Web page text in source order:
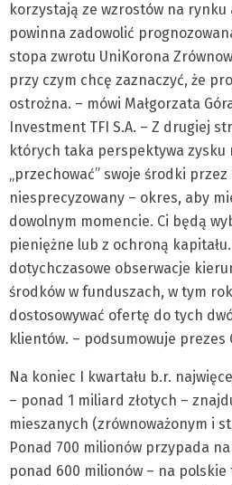
korzystają ze wzrostów na rynku
powinna zadowolić
stopa zwrotu UniKorona
przy czym chcę zaznaczyć, że
ostrożna. – mówi Małgorzata
Investment TFI S.A. – Z drugiej
których taka perspektywa zysku
„przechować” swoje środki
niesprecyzowany – okres, aby
dowolnym momencie. Ci będą
pieniężne lub z ochroną
dotychczasowe obserwacje
środków w funduszach, w tym
dostosowywać ofertę do tych
klientów. – podsumowuje prezes
Na koniec I kwartału b.r.
– ponad 1 miliard złotych –
mieszanych (zrównoważonym i
Ponad 700 milionów przypada
ponad 600 milionów – na